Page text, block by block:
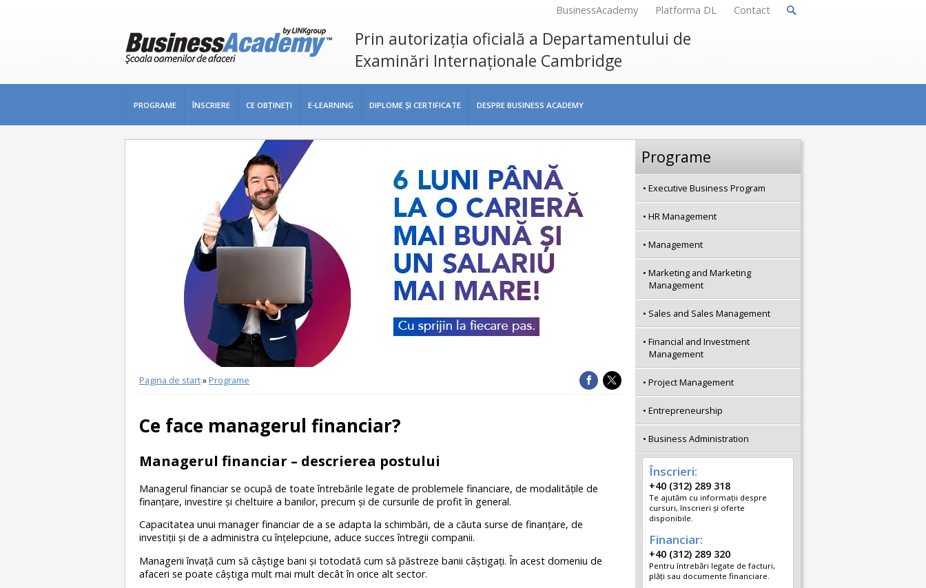
BusinessAcademy Platforma DL Contact
Prin autorizația oficială a Departamentului de
Examinări Internaționale Cambridge
PROGRAME ÎNSCRIERE CE OBŢINEŢI E-LEARNING DIPLOME ŞI CERTIFICATE DESPRE BUSINESS ACADEMY
Pagina de start»Programe
Ce face managerul financiar?
Managerul financiar – descrierea postului
Managerul financiar se ocupă de toate întrebările legate de problemele financiare, de modalitățile de
finanțare, investire şi cheltuire a banilor, precum şi de cursurile de profit în general.
Capacitatea unui manager financiar de a se adapta la schimbări, de a căuta surse de finanţare, de
investiții şi de a administra cu înţelepciune, aduce succes întregii companii.
Managerii învaţă cum să câştige bani şi totodată cum să păstreze banii câştigaţi. În acest domeniu de
afaceri se poate câştiga mult mai mult decât în orice alt sector.
Programe
Executive Business Program
HR Management
Management
Marketing and Marketing
Management
Sales and Sales Management
Financial and Investment
Management
Project Management
Entrepreneurship
Business Administration
Înscrieri:
+40 (312) 289 318
Te ajutăm cu informații despre
cursuri, înscrieri și oferte
disponibile.
Financiar:
+40 (312) 289 320
Pentru întrebări legate de facturi,
plăți sau documente financiare.